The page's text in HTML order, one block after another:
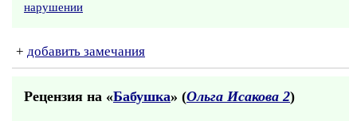
нарушении
+ добавить замечания
Рецензия на «Бабушка» (Ольга Исакова 2)